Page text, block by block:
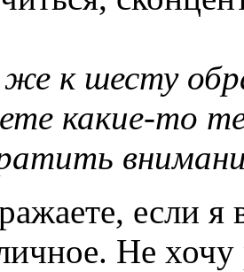
к шесту
какие-то
если я
Не хочу